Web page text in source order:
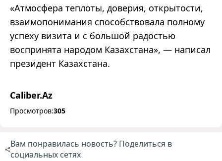
«Атмосфера теплоты, доверия, открытости,
взаимопонимания способствовала полному
успеху визита и с большой радостью
воспринята народом Казахстана», — написал
президент Казахстана.
Caliber.Az
Просмотров:305
Вам понравилась новость? Поделиться в
социальных сетях